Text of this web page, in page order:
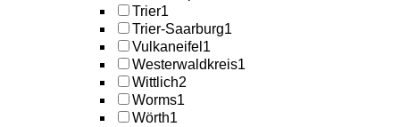
Trier1
Trier-Saarburg1
Vulkaneifel 1
Westerwaldkreis1
Wittlich2
Worms1
Wörth1